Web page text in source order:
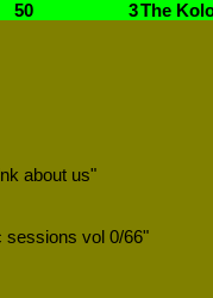
50 3The
about us"
sessions vol 0/66"